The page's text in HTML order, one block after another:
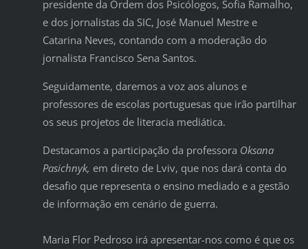
presidente da Ordem dos Psicólogos, Sofia Ramalho,
e dos jornalistas da SIC, José Manuel Mestre e
Catarina Neves, contando com a moderação do
jornalista Francisco Sena Santos.
Seguidamente, daremos a voz aos alunos e
professores de escolas portuguesas que irão partilhar
os seus projetos de literacia mediática.
Destacamos a participação da professora Oksana
Pasichnyk, em direto de Lviv, que nos dará conta do
desafio que representa o ensino mediado e a gestão
de informação em cenário de guerra.
Maria Flor Pedroso irá apresentar-nos como é que os